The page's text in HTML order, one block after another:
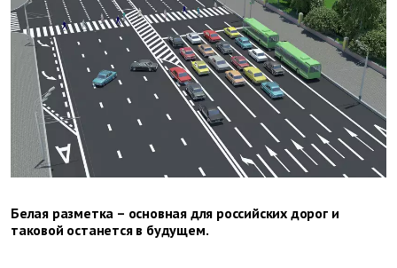
Белая разметка – основная для российских дорог и
таковой останется в будущем.